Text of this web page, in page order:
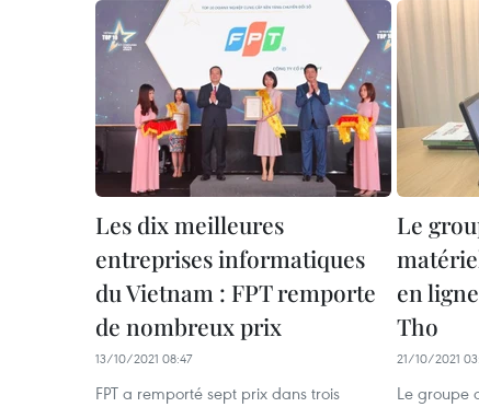
Les dix meilleures
entreprises informatiques
du Vietnam : FPT remporte
de nombreux prix
13/10/2021 08:47
FPT a remporté sept prix dans trois
Le
en
Tho
21/10/2021
Le groupe